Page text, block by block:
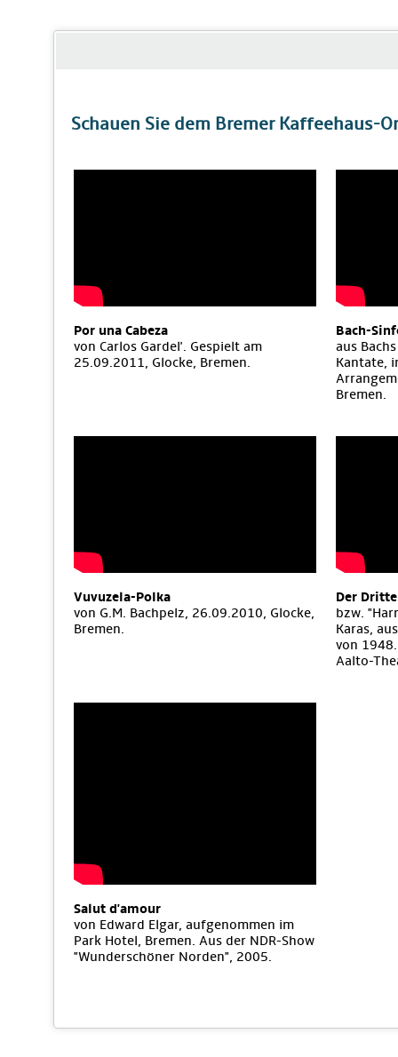
Schauen Sie dem Bremer Kaffeehaus-
Por una Cabeza
von Carlos Gardel'. Gespielt am
25.09.2011, Glocke, Bremen.
Bach-
aus
Kantate,
Bremen.
Vuvuzela-Polka
von G.M. Bachpelz, 26.09.2010, Glocke,
Bremen.
Der
bzw.
Karas,
von
Aalto-
Salut d'amour
von Edward Elgar, aufgenommen im
Park Hotel, Bremen. Aus der NDR-Show
"Wunderschöner Norden", 2005.